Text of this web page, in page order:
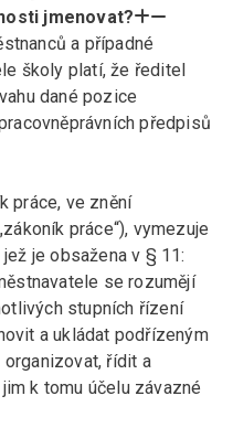
jmenovat?
a případné
školy platí, že ředitel
dané pozice
předpisů
práce, ve znění
práce“), vymezuje
je obsažena v § 11:
se rozumějí
stupních řízení
a ukládat podřízeným
organizovat, řídit a
k tomu účelu závazné